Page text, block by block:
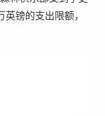
镑的支出限额，